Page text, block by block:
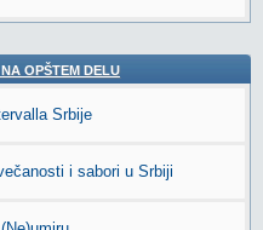
OPŠTEM DELU
Srbije
i sabori u Srbiji